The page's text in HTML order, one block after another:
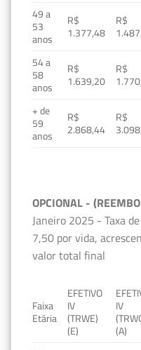
49 a
53
anos
R$
1.377,48
R$
54 a
58
anos
R$
1.639,20
R$
+ de
59
anos
R$
2.868,44
R$
OPCIONAL -
Janeiro 2025 - Taxa
7,50 por vida,
valor total final
Faixa
Etária
EFETIVO
IV
(TRWE)
(E)
IV
(A)